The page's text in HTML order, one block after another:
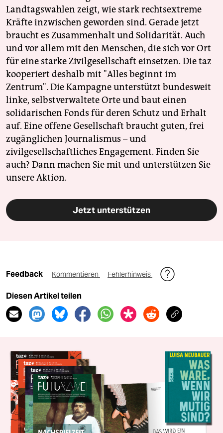
Landtagswahlen zeigt, wie stark rechtsextreme
Kräfte inzwischen geworden sind. Gerade jetzt
braucht es Zusammenhalt und Solidarität. Auch
und vor allem mit den Menschen, die sich vor Ort
für eine starke Zivilgesellschaft einsetzen. Die taz
kooperiert deshalb mit "Alles beginnt im
Zentrum". Die Kampagne unterstützt bundesweit
linke, selbstverwaltete Orte und baut einen
solidarischen Fonds für deren Schutz und Erhalt
auf. Eine offene Gesellschaft braucht guten, frei
zugänglichen Journalismus – und
zivilgesellschaftliches Engagement. Finden Sie
auch? Dann machen Sie mit und unterstützen Sie
unsere Aktion.
Jetzt unterstützen
Feedback Kommentieren Fehlerhinweis
Diesen Artikel teilen